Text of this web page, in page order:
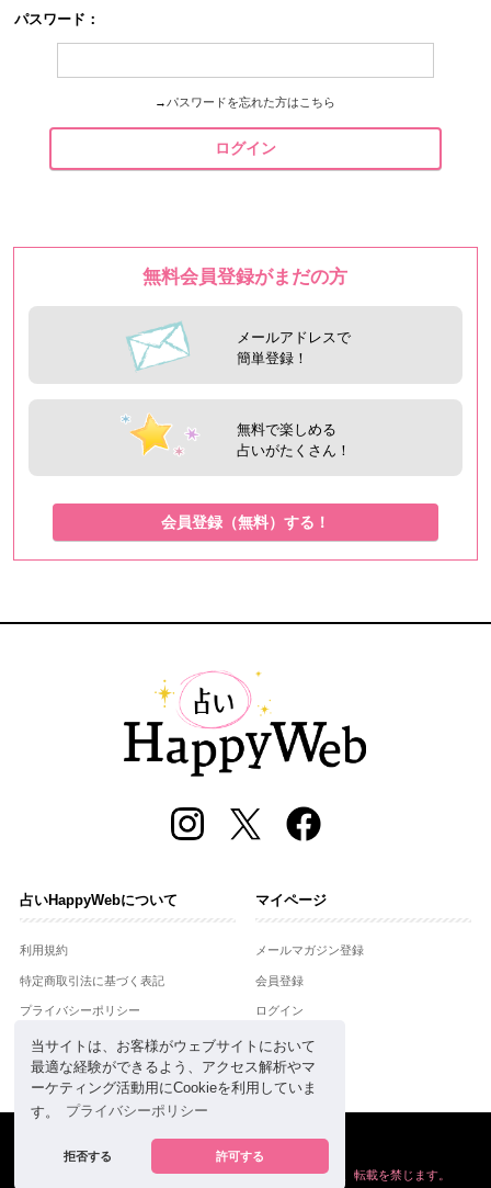
当サイトは、お客様がウェブサイトにおいて
最適な経験ができるよう、アクセス解析やマ
ーケティング活動用にCookieを利用していま
す。
プライバシーポリシー
拒否する 許可する
パスワード：
→ パスワードを忘れた方はこちら
ログイン
無料会員登録がまだの方
メールアドレスで
簡単登録！
無料で楽しめる
占いがたくさん！
会員登録（無料）する！
占いHappyWebについて
利用規約
特定商取引法に基づく表記
プライバシーポリシー
運営会社
お問合せ
マイページ
メールマガジン登録
会員登録
ログイン
powered by
掲載の情報や画像など、すべてのコンテンツの無断複写、転載を禁じます。